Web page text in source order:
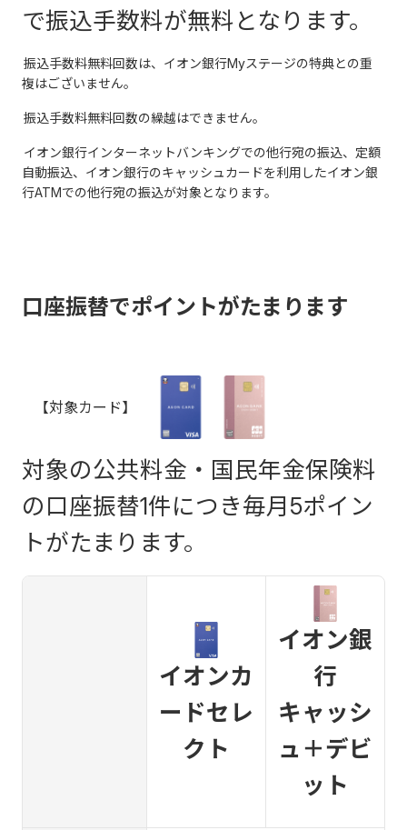
で振込手数料が無料となります。
振込手数料無料回数は、イオン銀行Myステージの特典との重
複はございません。
振込手数料無料回数の繰越はできません。
イオン銀行インターネットバンキングでの他行宛の振込、定額
自動振込、イオン銀行のキャッシュカードを利用したイオン銀
行ATMでの他行宛の振込が対象となります。
口座振替でポイントがたまります
【対象カード】
対象の公共料金・国民年金保険料
の口座振替1件につき毎月5ポイン
トがたまります。
イオンカ
ードセレ
クト
イオン銀
行
キャッシ
ュ＋デビ
ット